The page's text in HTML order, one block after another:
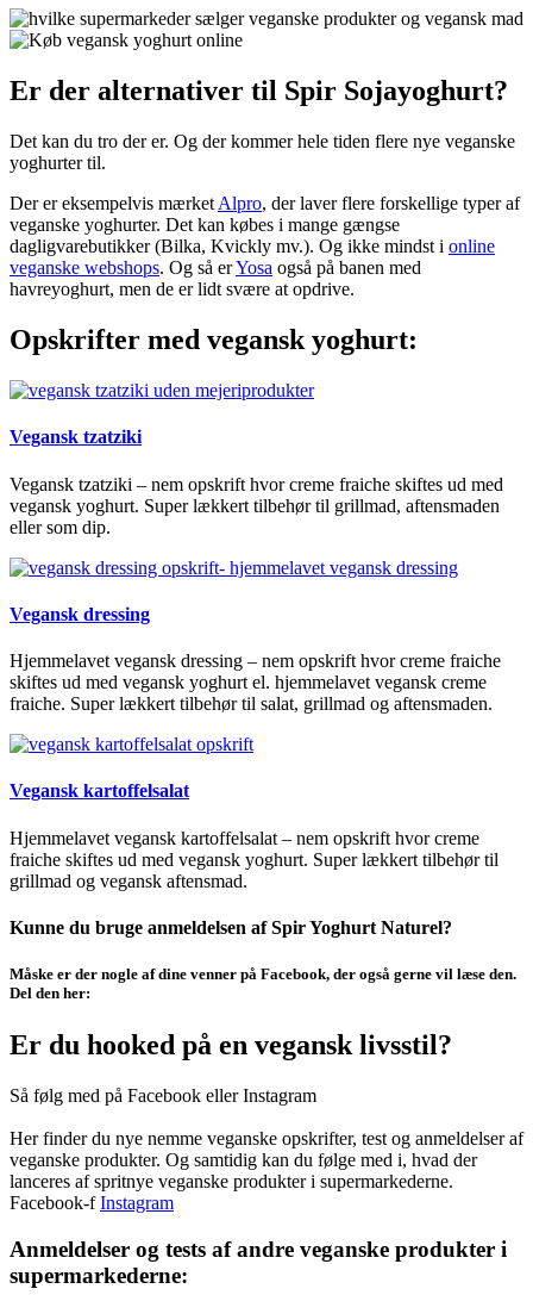
Er der alternativer til Spir Sojayoghurt?
Det kan du tro der er. Og der kommer hele tiden flere nye veganske
yoghurter til.
Der er eksempelvis mærket Alpro, der laver flere forskellige typer af
veganske yoghurter. Det kan købes i mange gængse
dagligvarebutikker (Bilka, Kvickly mv.). Og ikke mindst i online
veganske webshops. Og så erYosa også på banen med
havreyoghurt, men de er lidt svære at opdrive.
Opskrifter med vegansk yoghurt:
Vegansk tzatziki
Vegansk tzatziki – nem opskrift hvor creme fraiche skiftes ud med
vegansk yoghurt. Super lækkert tilbehør til grillmad, aftensmaden
eller som dip.
Vegansk dressing
Hjemmelavet vegansk dressing – nem opskrift hvor creme fraiche
skiftes ud med vegansk yoghurt el. hjemmelavet vegansk creme
fraiche. Super lækkert tilbehør til salat, grillmad og aftensmaden.
Vegansk kartoffelsalat
Hjemmelavet vegansk kartoffelsalat – nem opskrift hvor creme
fraiche skiftes ud med vegansk yoghurt. Super lækkert tilbehør til
grillmad og vegansk aftensmad.
Kunne du bruge anmeldelsen af Spir Yoghurt Naturel?
Måske er der nogle af dine venner på Facebook, der også gerne vil læse den.
Del den her:
Er du hooked på en vegansk livsstil?
Så følg med på Facebook eller Instagram
Her finder du nye nemme veganske opskrifter, test og anmeldelser af
veganske produkter. Og samtidig kan du følge med i, hvad der
lanceres af spritnye veganske produkter i supermarkederne.
Facebook-f Instagram
Anmeldelser og tests af andre veganske produkter i
supermarkederne: